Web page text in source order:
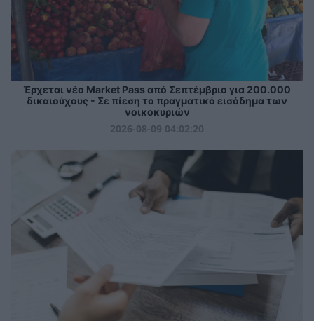
Έρχεται νέο Market Pass από Σεπτέμβριο για 200.000
δικαιούχους - Σε πίεση το πραγματικό εισόδημα των
νοικοκυριών
2026-08-09 04:02:20